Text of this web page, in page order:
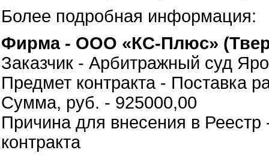
Более подробная информация:
Фирма - ООО «КС-Плюс»
Заказчик - Арбитражный суд
Предмет контракта - Поставка
Сумма, руб. - 925000,00
Причина для внесения в
контракта